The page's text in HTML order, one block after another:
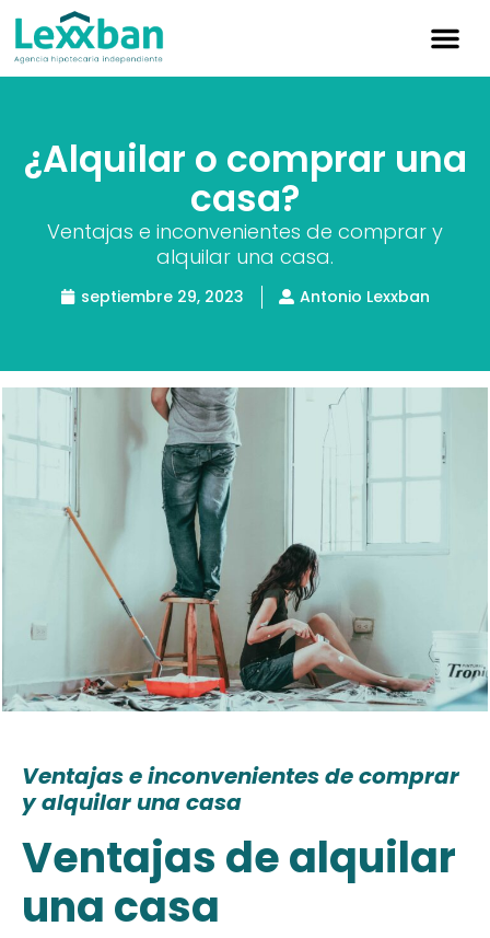
¿Alquilar o comprar una
casa?
Ventajas e inconvenientes de comprar y
alquilar una casa.
septiembre 29, 2023 Antonio Lexxban
Ventajas e inconvenientes de comprar
y alquilar una casa
Ventajas de alquilar
una casa